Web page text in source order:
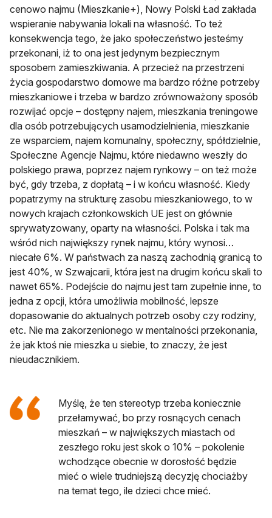
cenowo najmu (Mieszkanie+), Nowy Polski Ład zakłada
wspieranie nabywania lokali na własność. To też
konsekwencja tego, że jako społeczeństwo jesteśmy
przekonani, iż to ona jest jedynym bezpiecznym
sposobem zamieszkiwania. A przecież na przestrzeni
życia gospodarstwo domowe ma bardzo różne potrzeby
mieszkaniowe i trzeba w bardzo zrównoważony sposób
rozwijać opcje – dostępny najem, mieszkania treningowe
dla osób potrzebujących usamodzielnienia, mieszkanie
ze wsparciem, najem komunalny, społeczny, spółdzielnie,
Społeczne Agencje Najmu, które niedawno weszły do
polskiego prawa, poprzez najem rynkowy – on też może
być, gdy trzeba, z dopłatą – i w końcu własność. Kiedy
popatrzymy na strukturę zasobu mieszkaniowego, to w
nowych krajach członkowskich UE jest on głównie
sprywatyzowany, oparty na własności. Polska i tak ma
wśród nich największy rynek najmu, który wynosi…
niecałe 6%. W państwach za naszą zachodnią granicą to
jest 40%, w Szwajcarii, która jest na drugim końcu skali to
nawet 65%. Podejście do najmu jest tam zupełnie inne, to
jedna z opcji, która umożliwia mobilność, lepsze
dopasowanie do aktualnych potrzeb osoby czy rodziny,
etc. Nie ma zakorzenionego w mentalności przekonania,
że jak ktoś nie mieszka u siebie, to znaczy, że jest
nieudacznikiem.
Myślę, że ten stereotyp trzeba koniecznie
przełamywać, bo przy rosnących cenach
mieszkań – w największych miastach od
zeszłego roku jest skok o 10% – pokolenie
wchodzące obecnie w dorosłość będzie
mieć o wiele trudniejszą decyzję chociażby
na temat tego, ile dzieci chce mieć.